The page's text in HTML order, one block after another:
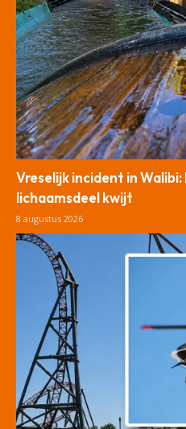
Vreselijk incident in
lichaamsdeel kwijt
8 augustus 2026